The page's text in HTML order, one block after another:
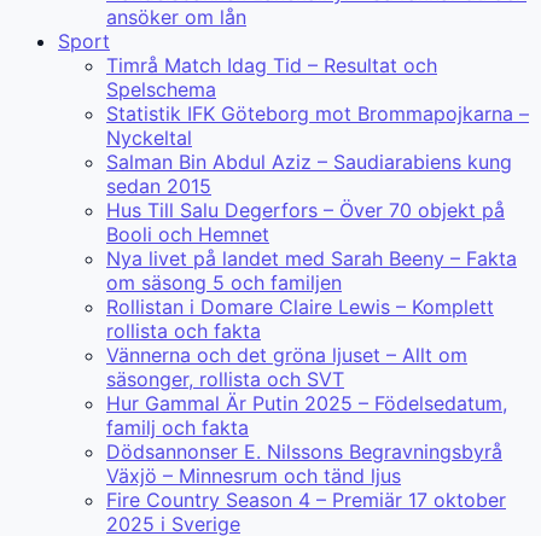
ansöker om lån
Sport
Timrå Match Idag Tid – Resultat och
Spelschema
Statistik IFK Göteborg mot Brommapojkarna –
Nyckeltal
Salman Bin Abdul Aziz – Saudiarabiens kung
sedan 2015
Hus Till Salu Degerfors – Över 70 objekt på
Booli och Hemnet
Nya livet på landet med Sarah Beeny – Fakta
om säsong 5 och familjen
Rollistan i Domare Claire Lewis – Komplett
rollista och fakta
Vännerna och det gröna ljuset – Allt om
säsonger, rollista och SVT
Hur Gammal Är Putin 2025 – Födelsedatum,
familj och fakta
Dödsannonser E. Nilssons Begravningsbyrå
Växjö – Minnesrum och tänd ljus
Fire Country Season 4 – Premiär 17 oktober
2025 i Sverige